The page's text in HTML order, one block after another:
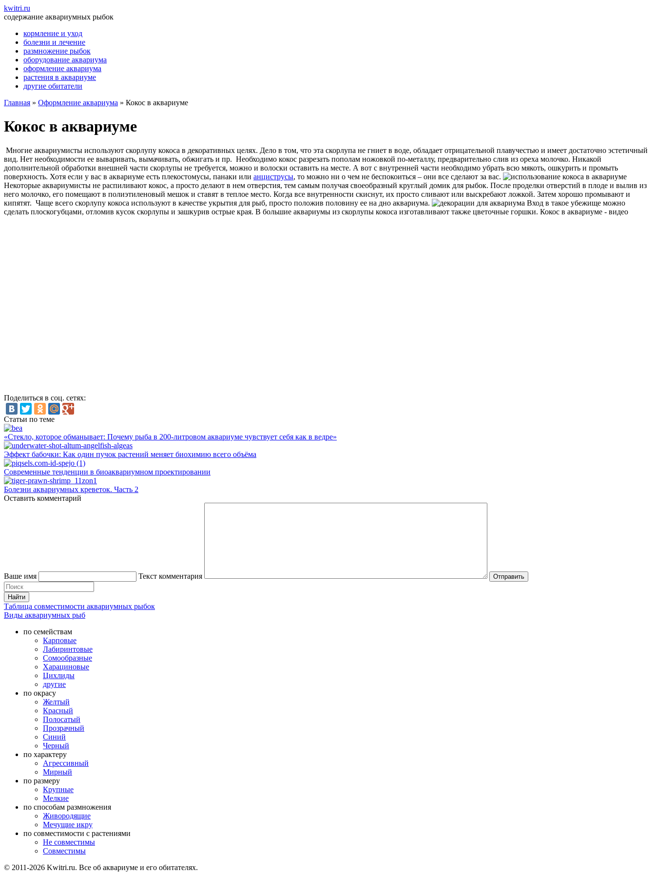
kwitri.ru
содержание аквариумных рыбок
кормление и уход
болезни и лечение
размножение рыбок
оборудование аквариума
оформление аквариума
растения в аквариуме
другие обитатели
Главная » Оформление аквариума » Кокос в аквариуме
Кокос в аквариуме
Многие аквариумисты используют скорлупу кокоса в декоративных целях. Дело в том, что эта скорлупа не гниет в воде, обладает отрицательной плавучестью и имеет достаточно эстетичный
вид. Нет необходимости ее вываривать, вымачивать, обжигать и пр. Необходимо кокос разрезать пополам ножовкой по-металлу, предварительно слив из ореха молочко. Никакой
дополнительной обработки внешней части скорлупы не требуется, можно и волоски оставить на месте. А вот с внутренней части необходимо убрать всю мякоть, ошкурить и промыть
поверхность. Хотя если у вас в аквариуме есть плекостомусы, панаки или анциструсы, то можно ни о чем не беспокоиться – они все сделают за вас.
Некоторые аквариумисты не распиливают кокос, а просто делают в нем отверстия, тем самым получая своеобразный круглый домик для рыбок. После проделки отверстий в плоде и вылив из
него молочко, его помещают в полиэтиленовый мешок и ставят в теплое место. Когда все внутренности скиснут, их просто сливают или выскребают ложкой. Затем хорошо промывают и
кипятят. Чаще всего скорлупу кокоса используют в качестве укрытия для рыб, просто положив половину ее на дно аквариума.
Вход в такое убежище можно
сделать плоскогубцами, отломив кусок скорлупы и зашкурив острые края. В большие аквариумы из скорлупы кокоса изготавливают также цветочные горшки. Кокос в аквариуме - видео
Поделиться в соц. сетях:
Статьи по теме
«Стекло, которое обманывает: Почему рыба в 200-литровом аквариуме чувствует себя как в ведре»
Эффект бабочки: Как один пучок растений меняет биохимию всего объёма
Современные тенденции в биоаквариумном проектировании
Болезни аквариумных креветок. Часть 2
Оставить комментарий
Ваше имя Текст комментария
Таблица совместимости аквариумных рыбок
Виды аквариумных рыб
по семействам
Карповые
Лабиринтовые
Сомообразные
Харациновые
Цихлиды
другие
по окрасу
Желтый
Красный
Полосатый
Прозрачный
Синий
Черный
по характеру
Агрессивный
Мирный
по размеру
Крупные
Мелкие
по способам размножения
Живородящие
Мечущие икру
по совместимости с растениями
Не совместимы
Совместимы
© 2011-2026 Kwitri.ru. Все об аквариуме и его обитателях.